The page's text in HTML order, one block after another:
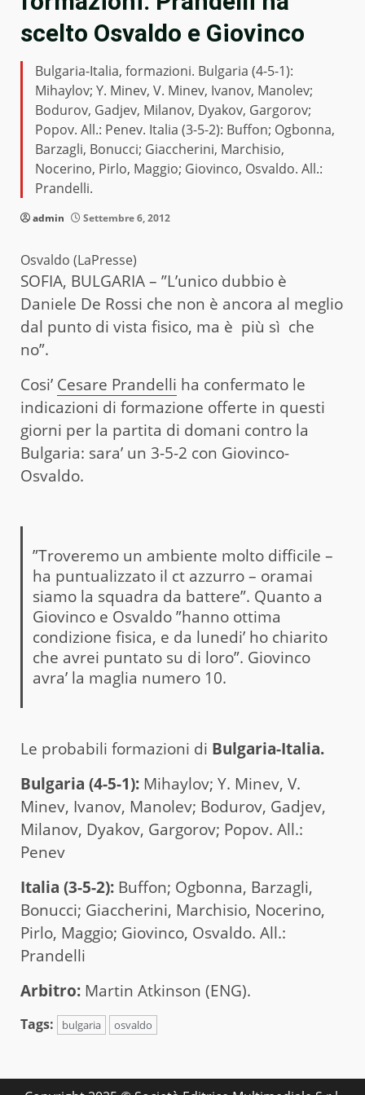
scelto Osvaldo e Giovinco
Bulgaria-Italia, formazioni. Bulgaria (4-5-1):
Mihaylov; Y. Minev, V. Minev, Ivanov, Manolev;
Bodurov, Gadjev, Milanov, Dyakov, Gargorov;
Popov. All.: Penev. Italia (3-5-2): Buffon; Ogbonna,
Barzagli, Bonucci; Giaccherini, Marchisio,
Nocerino, Pirlo, Maggio; Giovinco, Osvaldo. All.:
Prandelli.
admin Settembre 6, 2012
Osvaldo (LaPresse)
SOFIA, BULGARIA – ”L’unico dubbio è
Daniele De Rossi che non è ancora al meglio
dal punto di vista fisico, ma è più sì che
no”.
Cosi’ Cesare Prandelli ha confermato le
indicazioni di formazione offerte in questi
giorni per la partita di domani contro la
Bulgaria: sara’ un 3-5-2 con Giovinco-
Osvaldo.
”Troveremo un ambiente molto difficile –
ha puntualizzato il ct azzurro – oramai
siamo la squadra da battere”. Quanto a
Giovinco e Osvaldo ”hanno ottima
condizione fisica, e da lunedi’ ho chiarito
che avrei puntato su di loro”. Giovinco
avra’ la maglia numero 10.
Le probabili formazioni di Bulgaria-Italia.
Bulgaria (4-5-1): Mihaylov; Y. Minev, V.
Minev, Ivanov, Manolev; Bodurov, Gadjev,
Milanov, Dyakov, Gargorov; Popov. All.:
Penev
Italia (3-5-2): Buffon; Ogbonna, Barzagli,
Bonucci; Giaccherini, Marchisio, Nocerino,
Pirlo, Maggio; Giovinco, Osvaldo. All.:
Prandelli
Arbitro: Martin Atkinson (ENG).
Tags: bulgaria osvaldo